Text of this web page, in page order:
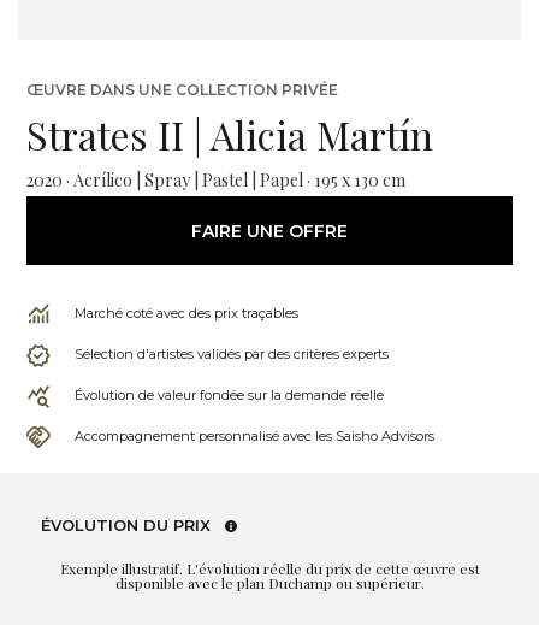
ŒUVRE DANS UNE COLLECTION PRIVÉE
Strates II | Alicia Martín
2020 · Acrílico | Spray | Pastel | Papel · 195 x 130 cm
FAIRE UNE OFFRE
Marché coté avec des prix traçables
Sélection d'artistes validés par des critères experts
Évolution de valeur fondée sur la demande réelle
Accompagnement personnalisé avec les Saisho Advisors
ÉVOLUTION DU PRIX
Exemple illustratif. L'évolution réelle du prix de cette œuvre est
disponible avec le plan Duchamp ou supérieur.